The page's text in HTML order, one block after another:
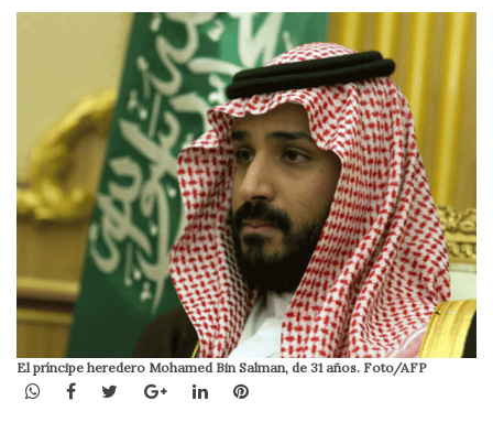
El príncipe heredero Mohamed Bin Salman, de 31 años. Foto/AFP
WhatsApp
Facebook
TwitterGoogle+LinkedInPinterest